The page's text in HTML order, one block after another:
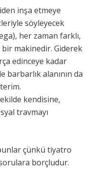
inşa etmeye
söyleyecek
her zaman farklı,
makinedir. Giderek
edinceye kadar
barbarlık alanının da
kendisine,
travmayı
çünkü tiyatro
sorulara borçludur.